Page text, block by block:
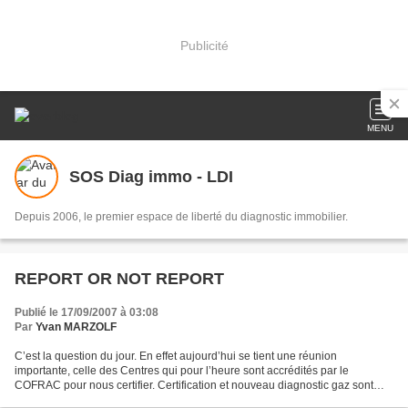
Publicité
MENU
SOS Diag immo - LDI
Depuis 2006, le premier espace de liberté du diagnostic immobilier.
REPORT OR NOT REPORT
Publié le 17/09/2007 à 03:08
Par Yvan MARZOLF
C’est la question du jour. En effet aujourd’hui se tient une réunion
importante, celle des Centres qui pour l’heure sont accrédités par le
COFRAC pour nous certifier. Certification et nouveau diagnostic gaz sont